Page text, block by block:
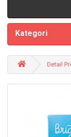
Kategori
Detail